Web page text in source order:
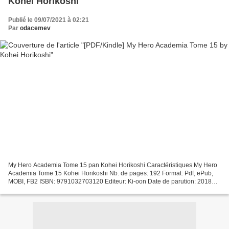
Publié le 09/07/2021 à 02:21
Par odacemev
My Hero Academia Tome 15 pan Kohei Horikoshi Caractéristiques My Hero
Academia Tome 15 Kohei Horikoshi Nb. de pages: 192 Format: Pdf, ePub,
MOBI, FB2 ISBN: 9791032703120 Editeur: Ki-oon Date de parution: 2018